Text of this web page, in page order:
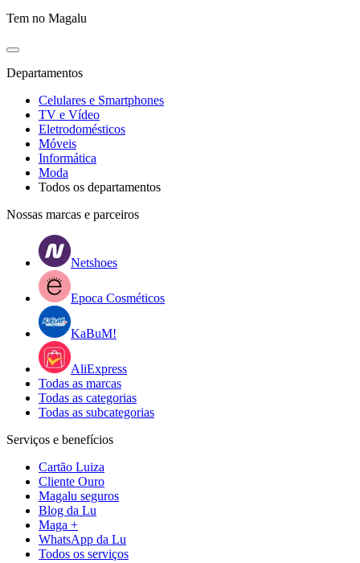
Tem no Magalu
Departamentos
Celulares e Smartphones
TV e Vídeo
Eletrodomésticos
Móveis
Informática
Moda
Todos os departamentos
Nossas marcas e parceiros
Netshoes
Epoca Cosméticos
KaBuM!
AliExpress
Todas as marcas
Todas as categorias
Todas as subcategorias
Serviços e benefícios
Cartão Luiza
Cliente Ouro
Magalu seguros
Blog da Lu
Maga +
WhatsApp da Lu
Todos os serviços